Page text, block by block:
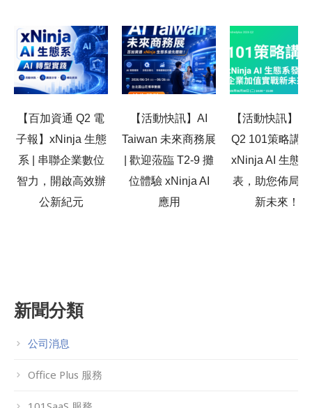
【百加資通 Q2 電
子報】xNinja 生態
系 | 串聯企業數位
智力，開啟高效辦
公新紀元
【活動快訊】AI
Taiwan 未來商務展
| 歡迎蒞臨 T2-9 攤
位體驗 xNinja AI
應用
【活動快訊】
Q2 101策略講
xNinja AI 生態
表，助您佈局
新未來！
新聞分類
公司消息
Office Plus 服務